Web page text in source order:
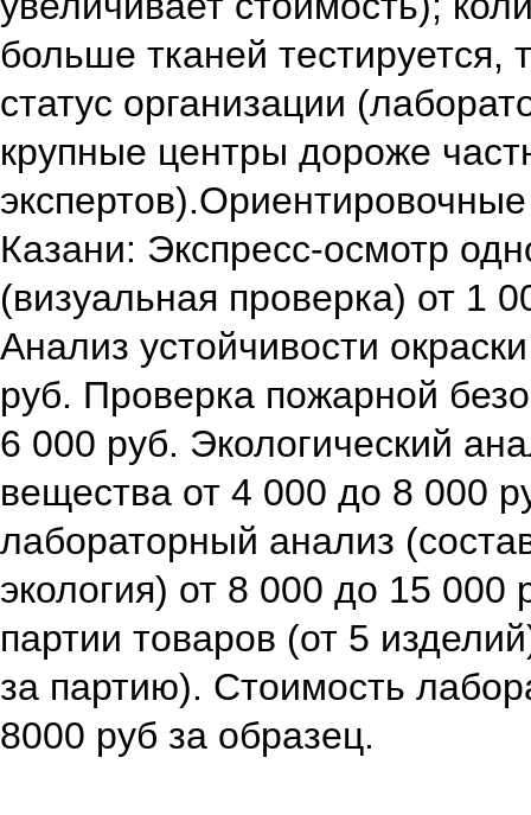
больше тканей
статус организации
крупные центры дороже
Казани: Экспресс‑осмотр
(визуальная проверка) от 1
Анализ устойчивости
руб. Проверка пожарной
6 000 руб. Экологический
вещества от 4 000 до 8 000
лабораторный анализ
экология) от 8 000 до 15 000
партии товаров (от 5
за партию). Стоимость
8000 руб за образец.